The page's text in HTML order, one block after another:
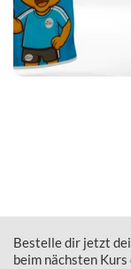
Bestelle dir jetzt
beim nächsten